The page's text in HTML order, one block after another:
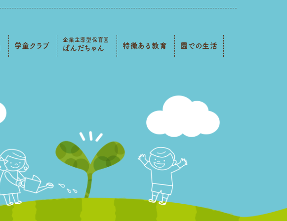
学童クラブ
企業主導型保育園
ぱんだちゃん 特徴ある教育 園での生活